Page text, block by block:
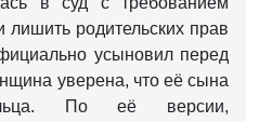
лишить родительских прав
усыновил перед
уверена, что её сына
По её версии,